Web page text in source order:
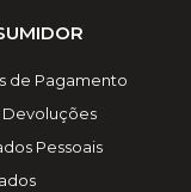
de Pagamento
Devoluções
Pessoais